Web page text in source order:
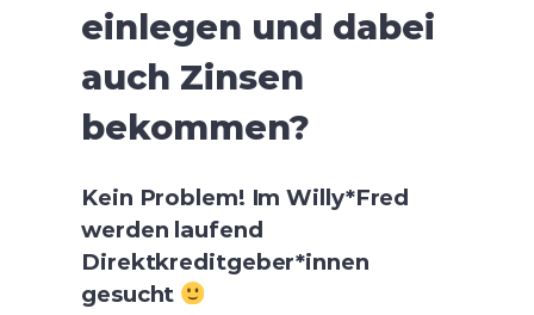
einlegen und dabei
auch Zinsen
bekommen?
Kein Problem! Im Willy*Fred
werden laufend
Direktkreditgeber*innen
gesucht